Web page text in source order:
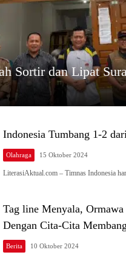
Sortir dan Lipat
Indonesia Tumbang 1-2
Olahraga 15 Oktober 2024
LiterasiAktual.com – Timnas Indonesia
Tag line Menyala,
Dengan Cita-Cita
Berita 10 Oktober 2024